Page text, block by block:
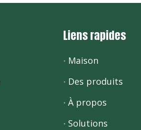
Liens rapides
Maison
Des produits
À propos
Solutions